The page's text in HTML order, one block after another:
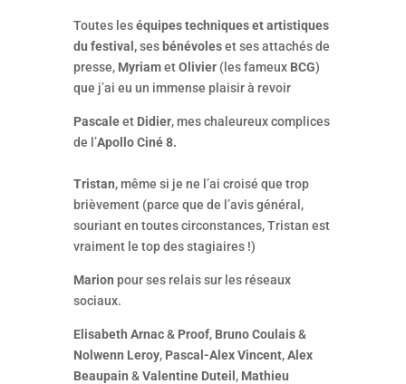
Toutes leséquipes techniques et artistiques
du festival,ses bénévoleset ses attachés de
presse, MyriametOlivier(les fameux BCG)
que j’ai eu un immense plaisir à revoir
Pascaleet Didier, mes chaleureux complices
de l’Apollo Ciné 8.
Tristan, même si je ne l’ai croisé que trop
brièvement (parce que de l’avis général,
souriant en toutes circonstances, Tristan est
vraiment le top des stagiaires !)
Marion pour ses relais sur les réseaux
sociaux.
Elisabeth Arnac& Proof, Bruno Coulais&
Nolwenn Leroy, Pascal-Alex Vincent,Alex
Beaupain &Valentine Duteil , Mathieu